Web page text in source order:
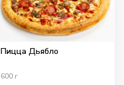
Пицца Дьябло
600 г